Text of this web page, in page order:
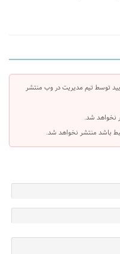
توسط تیم مدیریت در وب منتشر
نخواهد شد.
باشد منتشر نخواهد شد.